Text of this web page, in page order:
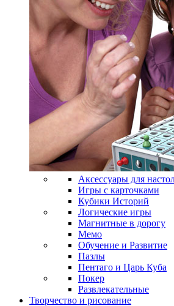
Аксессуары для
Игры с карточками
Кубики Историй
Логические игры
Магнитные в дорогу
Мемо
Обучение и Развитие
Пазлы
Пентаго и Царь Куба
Покер
Развлекательные
Творчество и рисование